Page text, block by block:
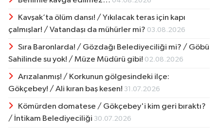
Kavşak’ta ölüm dansı! / Yıkılacak teras için kapı
çalmışlar! / Vatandaşı da mühürler mi? 03.08.2026
Sıra Baronlarda! / Gözdağı Belediyeciliği mi? / Göbü
Sahilinde su yok! / Müze Müdürü gibi! 02.08.2026
Arızalanmış! / Korkunun gölgesindeki ilçe:
Gökçebey! / Ali kıran baş kesen! 31.07.2026
Kömürden domatese / Gökçebey'i kim geri bıraktı?
/ İntikam Belediyeciliği 30.07.2026